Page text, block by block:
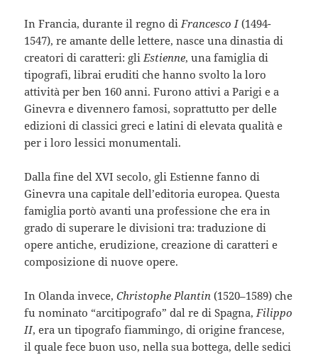
In Francia, durante il regno diFrancesco I(1494-
1547), re amante delle lettere, nasce una dinastia di
creatori di caratteri: gliEstienne, una famiglia di
tipografi, librai eruditi che hanno svolto la loro
attività per ben 160 anni. Furono attivi a Parigi e a
Ginevra e divennero famosi, soprattutto per delle
edizioni di classici greci e latini di elevata qualità e
per i loro lessici monumentali.
Dalla fine del XVI secolo, gli Estienne fanno di
Ginevra una capitale dell’editoria europea. Questa
famiglia portò avanti una professione che era in
grado di superare le divisioni tra: traduzione di
opere antiche, erudizione, creazione di caratteri e
composizione di nuove opere.
In Olanda invece,Christophe Plantin (1520–1589) che
fu nominato “arcitipografo” dal re di Spagna,Filippo
II, era un tipografo fiammingo, di origine francese,
il quale fece buon uso, nella sua bottega, delle sedici